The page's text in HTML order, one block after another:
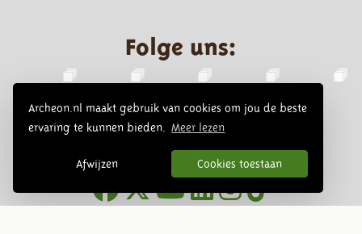
Archeon.nl maakt gebruik van cookies om jou de beste
ervaring te kunnen bieden.
Meer lezen
Afwijzen Cookies toestaan
Folge uns: